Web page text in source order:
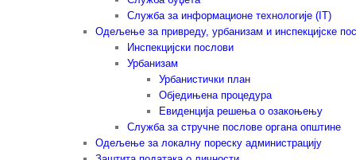
Служба за информационе технологије (IT)
Одељење за привреду, урбанизам и инспекцијске
Инспекцијски послови
Урбанизам
Урбанистички план
Обједињена процедура
Евиденција решења о озакоњењу
Служба за стручне послове органа општине
Одељење за локалну пореску администрацију